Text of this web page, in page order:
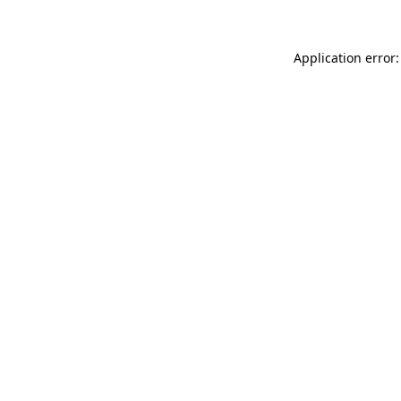
Application